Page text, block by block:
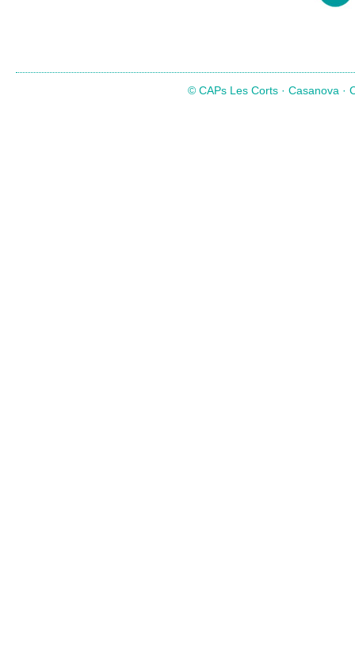
© CAPs Les Corts · Casanova ·